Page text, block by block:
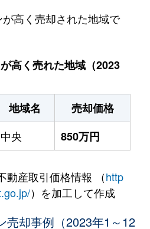
高く売却された地域で
高く売れた地域（2023
地域名
売却価格
中央 850万円
動産取引価格情報 （http
）を加工して作成
売却事例（2023年1～12